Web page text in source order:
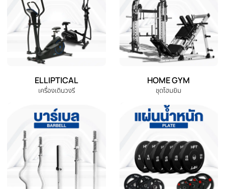
เลือกหมวดหมู่เครื่องออกกำลังกายที่คุณต้องการ
DUMBBELL EXERCISE BENCH
ม้านั่งออกกำลังกาย